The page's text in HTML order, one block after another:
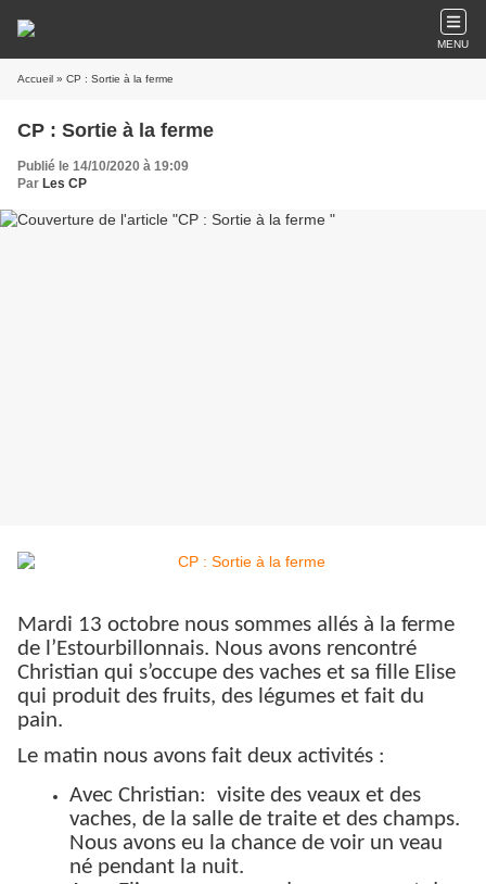
MENU
Accueil » CP : Sortie à la ferme
CP : Sortie à la ferme
Publié le 14/10/2020 à 19:09
Par Les CP
Mardi 13 octobre nous sommes allés à la ferme
de l’Estourbillonnais. Nous avons rencontré
Christian qui s’occupe des vaches et sa fille Elise
qui produit des fruits, des légumes et fait du
pain.
Le matin nous avons fait deux activités :
Avec Christian: visite des veaux et des
vaches, de la salle de traite et des champs.
Nous avons eu la chance de voir un veau
né pendant la nuit.